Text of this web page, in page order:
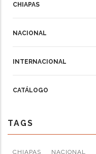
CHIAPAS
NACIONAL
INTERNACIONAL
CATÁLOGO
TAGS
CHIAPAS NACIONAL